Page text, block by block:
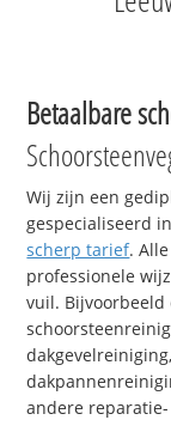
Betaalbare
Wij zijn een
gespecialiseerd
scherp tarief.
professionele
vuil. Bijvoorbeeld
dakgevelreiniging,
andere